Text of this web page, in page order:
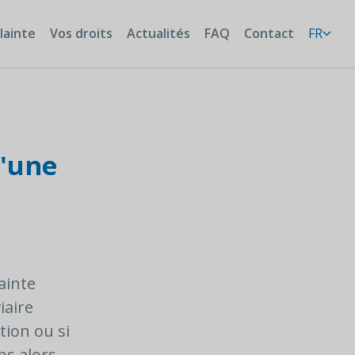
Vos droits Actualités FAQ Contact FR
ou si